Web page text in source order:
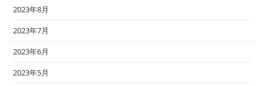
2023年8月
2023年7月
2023年6月
2023年5月